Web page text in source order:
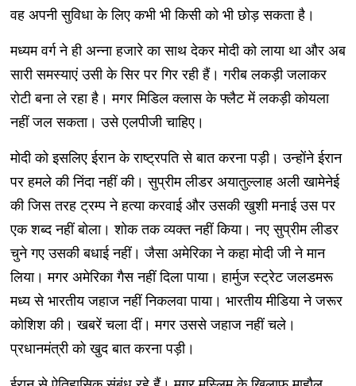
वह अपनी सुविधा के लिए कभी भी किसी को भी छोड़ सकता है।
मध्यम वर्ग ने ही अन्ना हजारे का साथ देकर मोदी को लाया था और अब
सारी समस्याएं उसी के सिर पर गिर रही हैं। गरीब लकड़ी जलाकर
रोटी बना ले रहा है। मगर मिडिल क्लास के फ्लैट में लकड़ी कोयला
नहीं जल सकता। उसे एलपीजी चाहिए।
मोदी को इसलिए ईरान के राष्ट्रपति से बात करना पड़ी। उन्होंने ईरान
पर हमले की निंदा नहीं की। सुप्रीम लीडर अयातुल्लाह अली खामेनेई
की जिस तरह ट्रम्प ने हत्या करवाई और उसकी खुशी मनाई उस पर
एक शब्द नहीं बोला। शोक तक व्यक्त नहीं किया। नए सुप्रीम लीडर
चुने गए उसकी बधाई नहीं। जैसा अमेरिका ने कहा मोदी जी ने मान
लिया। मगर अमेरिका गैस नहीं दिला पाया। हार्मुज स्ट्रेट जलडमरू
मध्य से भारतीय जहाज नहीं निकलवा पाया। भारतीय मीडिया ने जरूर
कोशिश की। खबरें चला दीं। मगर उससे जहाज नहीं चले।
प्रधानमंत्री को खुद बात करना पड़ी।